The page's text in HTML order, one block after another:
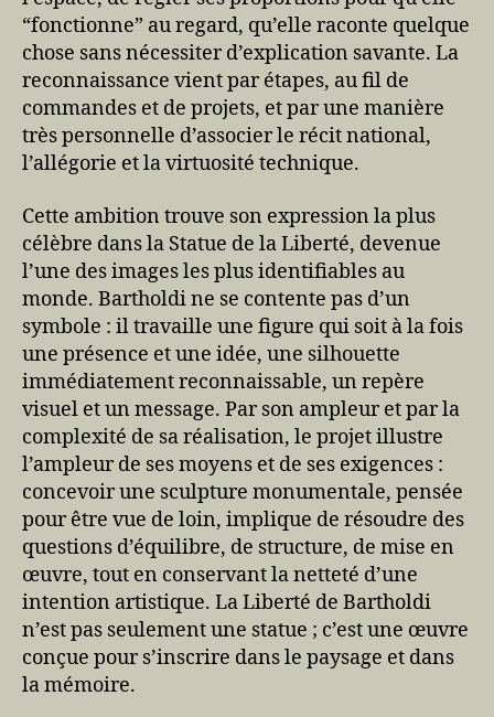
“fonctionne” au regard, qu’elle raconte quelque
chose sans nécessiter d’explication savante. La
reconnaissance vient par étapes, au fil de
commandes et de projets, et par une manière
très personnelle d’associer le récit national,
l’allégorie et la virtuosité technique.
Cette ambition trouve son expression la plus
célèbre dans la Statue de la Liberté, devenue
l’une des images les plus identifiables au
monde. Bartholdi ne se contente pas d’un
symbole : il travaille une figure qui soit à la fois
une présence et une idée, une silhouette
immédiatement reconnaissable, un repère
visuel et un message. Par son ampleur et par la
complexité de sa réalisation, le projet illustre
l’ampleur de ses moyens et de ses exigences :
concevoir une sculpture monumentale, pensée
pour être vue de loin, implique de résoudre des
questions d’équilibre, de structure, de mise en
œuvre, tout en conservant la netteté d’une
intention artistique. La Liberté de Bartholdi
n’est pas seulement une statue ; c’est une œuvre
conçue pour s’inscrire dans le paysage et dans
la mémoire.